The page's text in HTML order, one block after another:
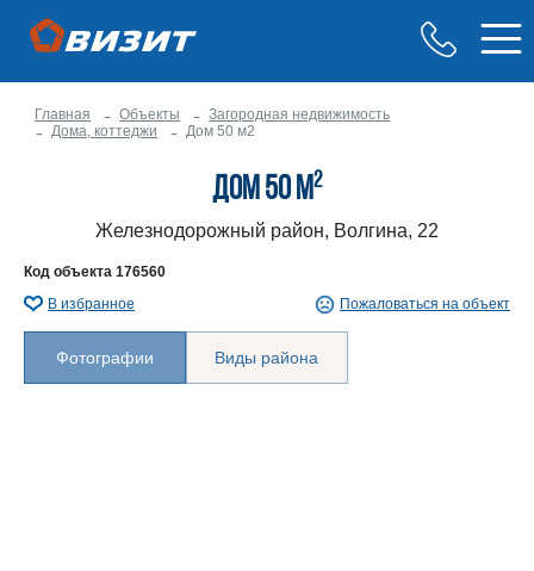
Главная Объекты
Загородная недвижимость
Дома, коттеджи
Дом 50 м2
Дом 50 м2
Железнодорожный район, Волгина, 22
Код объекта 176560
В избранное
Пожаловаться на объект
Фотографии Виды района